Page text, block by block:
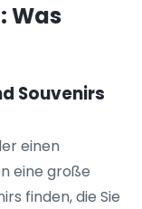
Was
Souvenirs
einen
eine große
finden, die Sie